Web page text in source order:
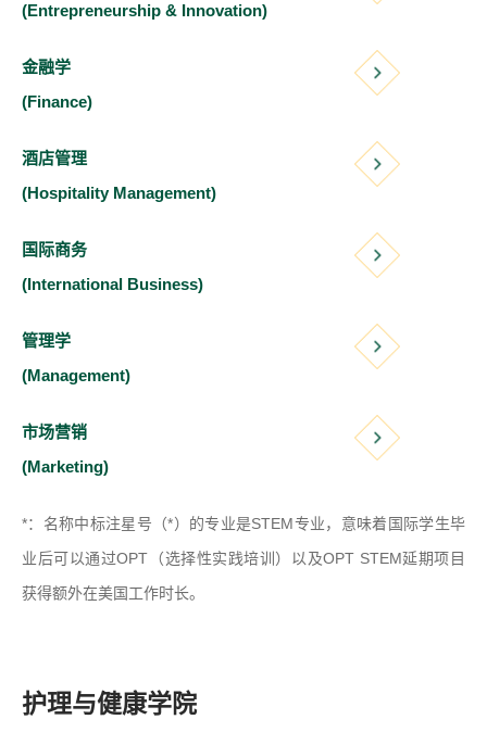
(Entrepreneurship & Innovation)
金融学
(Finance)
酒店管理
(Hospitality Management)
国际商务
(International Business)
管理学
(Management)
市场营销
(Marketing)
*：名称中标注星号（*）的专业是STEM专业，意味着国际学生毕
业后可以通过OPT（选择性实践培训）以及OPT STEM延期项目
获得额外在美国工作时长。
护理与健康学院